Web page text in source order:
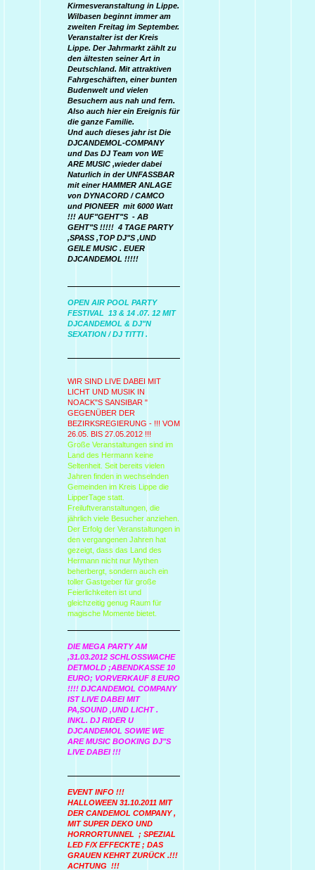
Kirmesveranstaltung in Lippe.
Wilbasen beginnt immer am
zweiten Freitag im September.
Veranstalter ist der Kreis
Lippe. Der Jahrmarkt zählt zu
den ältesten seiner Art in
Deutschland. Mit attraktiven
Fahrgeschäften, einer bunten
Budenwelt und vielen
Besuchern aus nah und fern.
Also auch hier ein Ereignis für
die ganze Familie.
Und auch dieses jahr ist Die
DJCANDEMOL-COMPANY
und Das DJ Team von WE
ARE MUSIC ,wieder dabei
Naturlich in der UNFASSBAR
mit einer HAMMER ANLAGE
von DYNACORD / CAMCO
und PIONEER mit 6000 Watt
!!! AUF"GEHT"S - AB
GEHT"S !!!!! 4 TAGE PARTY
,SPASS ,TOP DJ"S ,UND
GEILE MUSIC . EUER
DJCANDEMOL !!!!!
OPEN AIR POOL PARTY
FESTIVAL 13 & 14 .07. 12 MIT
DJCANDEMOL & DJ"N
SEXATION / DJ TITTI .
WIR SIND LIVE DABEI MIT
LICHT UND MUSIK IN
NOACK"S SANSIBAR "
GEGENÜBER DER
BEZIRKSREGIERUNG - !!! VOM
26.05. BIS 27.05.2012 !!!
Große Veranstaltungen sind im
Land des Hermann keine
Seltenheit. Seit bereits vielen
Jahren finden in wechselnden
Gemeinden im Kreis Lippe die
LipperTage statt.
Freiluftveranstaltungen, die
jährlich viele Besucher anziehen.
Der Erfolg der Veranstaltungen in
den vergangenen Jahren hat
gezeigt, dass das Land des
Hermann nicht nur Mythen
beherbergt, sondern auch ein
toller Gastgeber für große
Feierlichkeiten ist und
gleichzeitig genug Raum für
magische Momente bietet.
DIE MEGA PARTY AM
,31.03.2012 SCHLOSSWACHE
DETMOLD ;ABENDKASSE 10
EURO; VORVERKAUF 8 EURO
!!!! DJCANDEMOL COMPANY
IST LIVE DABEI MIT
PA,SOUND ,UND LICHT .
INKL. DJ RIDER U
DJCANDEMOL SOWIE WE
ARE MUSIC BOOKING DJ"S
LIVE DABEI !!!
EVENT INFO !!!
HALLOWEEN 31.10.2011 MIT
DER CANDEMOL COMPANY ,
MIT SUPER DEKO UND
HORRORTUNNEL ; SPEZIAL
LED F/X EFFECKTE ; DAS
GRAUEN KEHRT ZURÜCK .!!!
ACHTUNG !!!